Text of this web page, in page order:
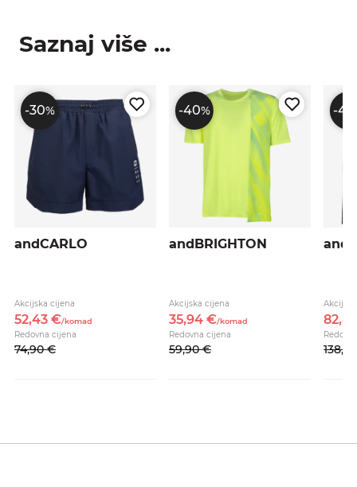
Saznaj više ...
-30%
andCARLO
Akcijska cijena
52,43 €/komad
Redovna cijena
74,90 €
-40%
andBRIGHTON
Akcijska cijena
35,94 €/komad
Redovna cijena
59,90 €
-40
82,
138,